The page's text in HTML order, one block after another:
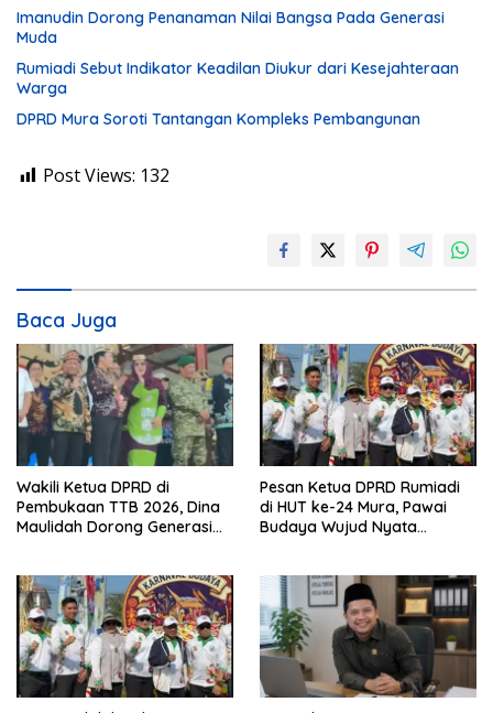
Imanudin Dorong Penanaman Nilai Bangsa Pada Generasi
Muda
Rumiadi Sebut Indikator Keadilan Diukur dari Kesejahteraan
Warga
DPRD Mura Soroti Tantangan Kompleks Pembangunan
Post Views: 132
Baca Juga
Wakili Ketua DPRD di
Pembukaan TTB 2026, Dina
Maulidah Dorong Generasi
Pesan Ketua DPRD Rumiadi
di HUT ke-24 Mura, Pawai
Budaya Wujud Nyata